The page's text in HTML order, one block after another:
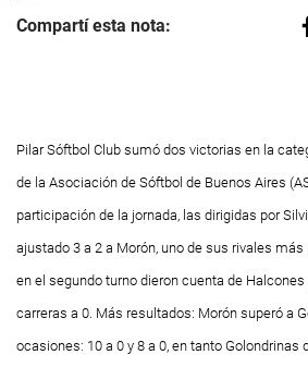
Compartí esta nota:
Pilar Sóftbol Club sumó dos victorias en la
de la Asociación de Sóftbol de Buenos Aires
participación de la jornada, las dirigidas por
ajustado 3 a 2 a Morón, uno de sus rivales
en el segundo turno dieron cuenta de
carreras a 0. Más resultados: Morón superó a
ocasiones: 10 a 0 y 8 a 0, en tanto Golondrinas